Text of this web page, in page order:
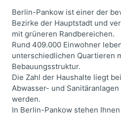
Berlin-Pankow ist einer der
Bezirke der Hauptstadt und
mit grüneren Randbereichen.
Rund 409.000 Einwohner
unterschiedlichen Quartieren
Bebauungsstruktur.
Die Zahl der Haushalte liegt
Abwasser- und
werden.
In Berlin-Pankow stehen